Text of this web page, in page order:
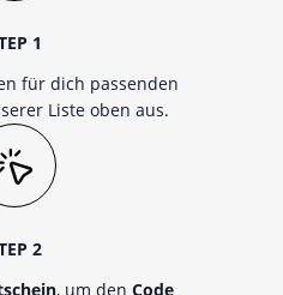
1
für dich passenden
Liste oben aus.
2
, um den Code